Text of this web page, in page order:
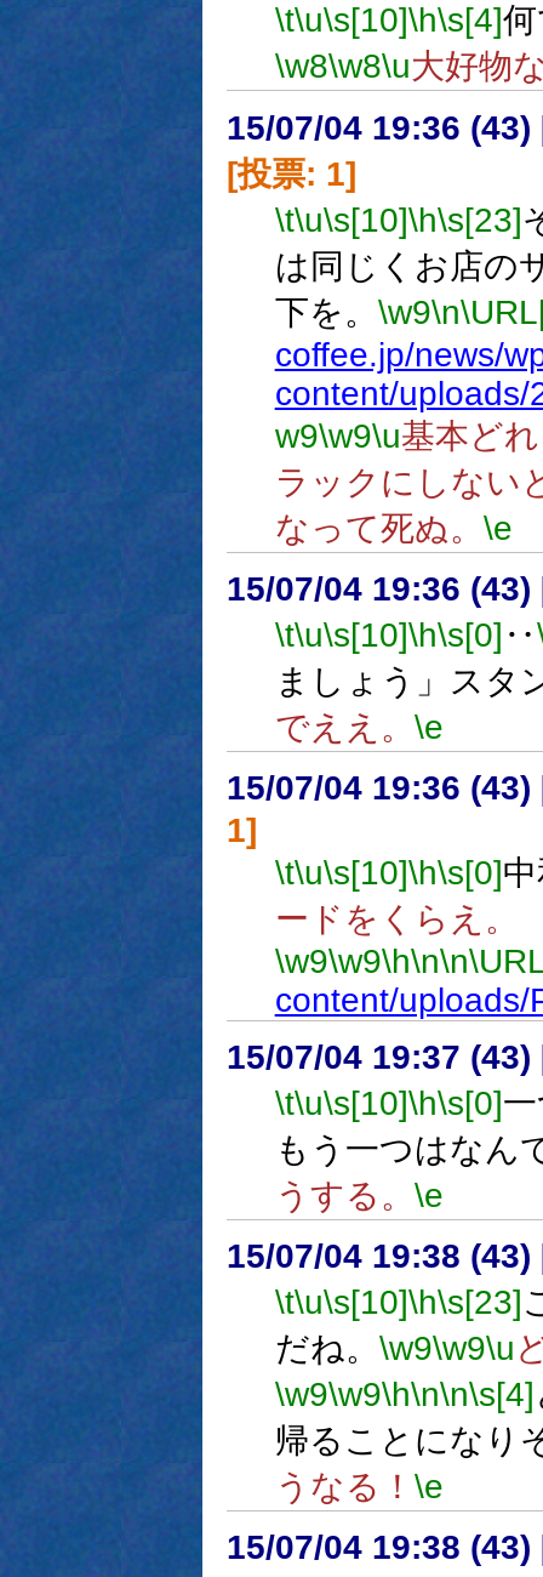
\t\u\s[10]\h\s[4]
\w8\w8\u大好物
15/07/04 19:36 (43)
[投票: 1]
\t\u\s[10]\h\s[23]
は同じくお店の
下を。 \w9\n
coffee.jp/news/
content/uploads/
w9\w9\u基本ど
ラックにしない
なって死ぬ。 \e
15/07/04 19:36 (43)
\t\u\s[10]\h\s[0] ‥
ましょう」スタ
でええ。 \e
15/07/04 19:36 (43)
1]
\t\u\s[10]\h\s[0]
ードをくらえ。
\w9\w9\h\n\n
content/uploads/
15/07/04 19:37 (43)
\t\u\s[10]\h\s[0]
もう一つはなん
うする。 \e
15/07/04 19:38 (43)
\t\u\s[10]\h\s[23]
だね。 \w9\w9\u
\w9\w9\h\n\n\s[4]
帰ることになり
うなる！ \e
15/07/04 19:38 (43)